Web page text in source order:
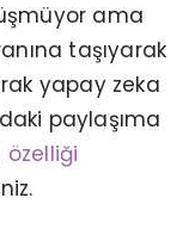
ama
taşıyarak
yapay zeka
paylaşıma
özelliği